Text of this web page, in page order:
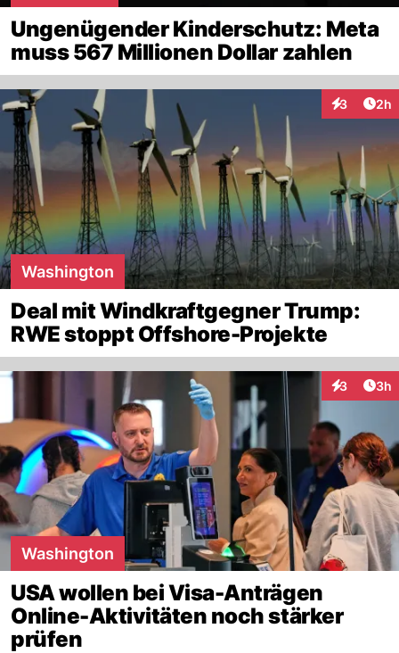
Ungenügender Kinderschutz: Meta
muss 567 Millionen Dollar zahlen
3 2h
Washington
Deal mit Windkraftgegner Trump:
RWE stoppt Offshore-Projekte
3 3h
Washington
USA wollen bei Visa-Anträgen
Online-Aktivitäten noch stärker
prüfen